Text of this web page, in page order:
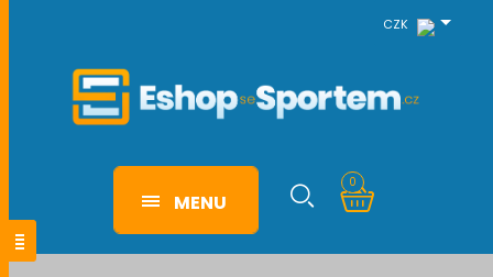
CZK
MENU
0